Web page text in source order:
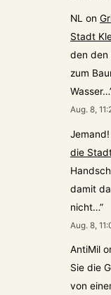
NL on
Stadt
den den
zum
Wasser…
Aug. 8,
Jemand!
die
damit
nicht…”
Aug. 8,
AntiMil
Sie die
von